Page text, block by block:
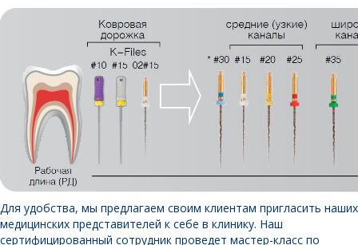
Для удобства, мы предлагаем своим клиентам пригласить наших
медицинских представителей к себе в клинику. Наш
сертифицированный сотрудник проведет мастер-класс по